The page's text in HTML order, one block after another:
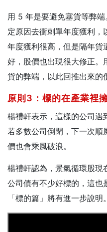
用 5 年是要避免塞貨等弊
定原因去衝刺單年度獲利，
年度獲利很高，但是隔年貨
好，股價也出現很大修正。
貨的弊端，以此回推出來的
原則3：標的在產業裡
楊禮軒表示，這樣的公司遇
若多數公司倒閉，下一次順
價也會乘風破浪。
楊禮軒認為，景氣循環股現
公司債有不少好標的，這也
「標的篇」將有進一步說明。